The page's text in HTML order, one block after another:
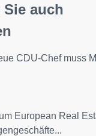
auch
CDU-Chef muss
European Real